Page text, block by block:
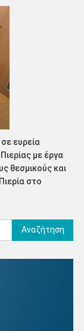
ευρεία
με έργα
θεσμικούς και
στο
Αναζήτηση
για: